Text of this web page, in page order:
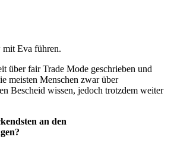
Eva führen.
über fair Trade Mode geschrieben und
meisten Menschen zwar über
Bescheid wissen, jedoch trotzdem weiter
an den